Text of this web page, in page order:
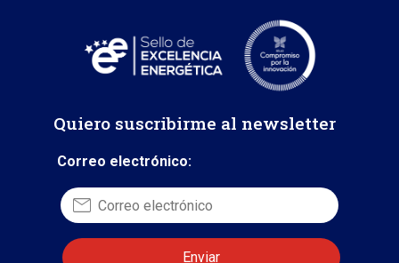
Quiero suscribirme al newsletter
Correo electrónico: